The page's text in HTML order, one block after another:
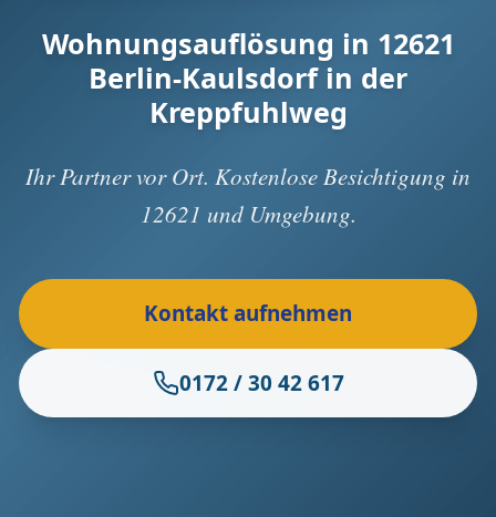
Wohnungsauflösung in 12621
Berlin-Kaulsdorf in der
Kreppfuhlweg
Ihr Partner vor Ort. Kostenlose Besichtigung in
12621 und Umgebung.
Kontakt aufnehmen
0172 / 30 42 617